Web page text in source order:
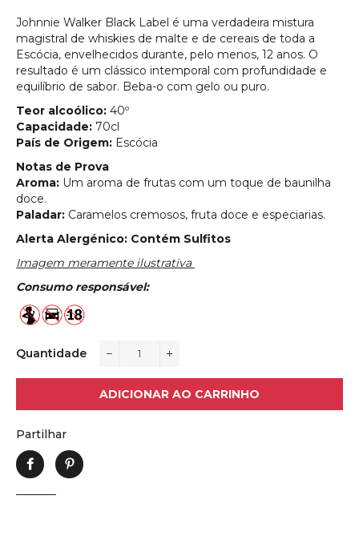
Johnnie Walker Black Label é uma verdadeira mistura
magistral de whiskies de malte e de cereais de toda a
Escócia, envelhecidos durante, pelo menos, 12 anos. O
resultado é um clássico intemporal com profundidade e
equilíbrio de sabor. Beba-o com gelo ou puro.
Teor alcoólico: 40º
Capacidade: 70cl
País de Origem: Escócia
Notas de Prova
Aroma: Um aroma de frutas com um toque de baunilha
doce.
Paladar: Caramelos cremosos, fruta doce e especiarias.
Alerta Alergénico: Contém Sulfitos
Imagem meramente ilustrativa
Consumo responsável:
Quantidade
ADICIONAR AO CARRINHO
Partilhar
Partilhe